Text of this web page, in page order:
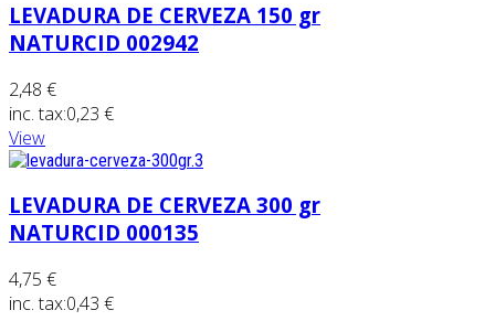
LEVADURA DE CERVEZA 150 gr
NATURCID 002942
2,48 €
inc. tax:0,23 €
View
LEVADURA DE CERVEZA 300 gr
NATURCID 000135
4,75 €
inc. tax:0,43 €